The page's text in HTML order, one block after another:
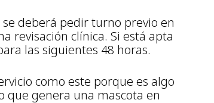
se deberá pedir turno previo en
revisación clínica. Si está apta
las siguientes 48 horas.
como este porque es algo
que genera una mascota en